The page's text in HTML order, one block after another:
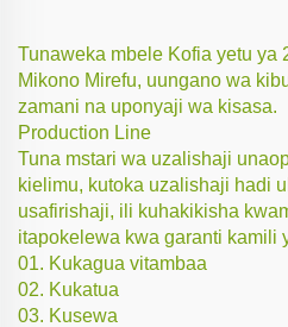
Tunaweka mbele Kofia yetu ya
Mikono Mirefu, uungano wa
zamani na uponyaji wa kisasa.
Production Line
Tuna mstari wa uzalishaji
kielimu, kutoka uzalishaji hadi
usafirishaji, ili kuhakikisha
itapokelewa kwa garanti kamili
01. Kukagua vitambaa
02. Kukatua
03. Kusewa